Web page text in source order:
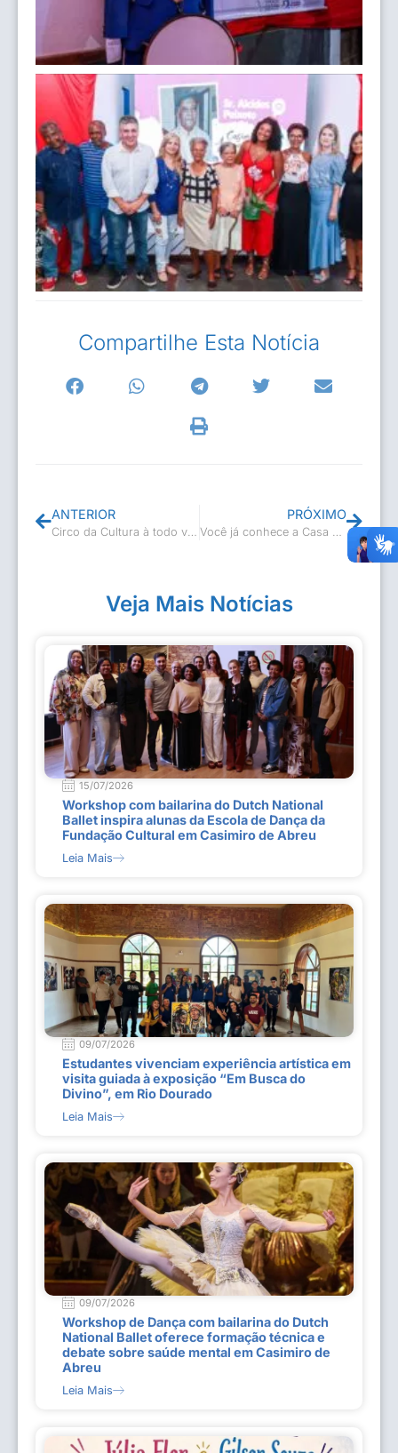
Compartilhe Esta Notícia
ANTERIOR
Circo da Cultura à todo vapor!
PRÓXIMO
Você já conhece a Casa de Casimiro de Abreu?
Veja Mais Notícias
15/07/2026
Workshop com bailarina do Dutch National
Ballet inspira alunas da Escola de Dança da
Fundação Cultural em Casimiro de Abreu
Leia Mais
09/07/2026
Estudantes vivenciam experiência artística em
visita guiada à exposição “Em Busca do
Divino”, em Rio Dourado
Leia Mais
09/07/2026
Workshop de Dança com bailarina do Dutch
National Ballet oferece formação técnica e
debate sobre saúde mental em Casimiro de
Abreu
Leia Mais